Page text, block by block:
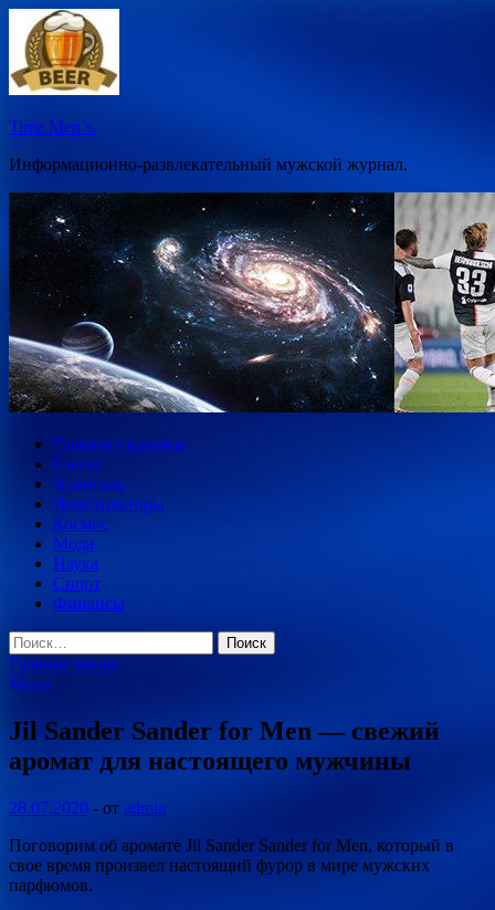
Перейти
содержимому
Time Men`s.
Информационно-развлекательный мужской журнал.
Главная страница
Games
Алкоголь
Демотиваторы
Космос
Мода
Наука
Спорт
Финансы
Найти:
Главное меню
Мода
Jil Sander Sander for Men — свежий
аромат для настоящего мужчины
28.07.2020 - от admin
Поговорим об аромате Jil Sander Sander for Men, который в
свое время произвел настоящий фурор в мире мужских
парфюмов.